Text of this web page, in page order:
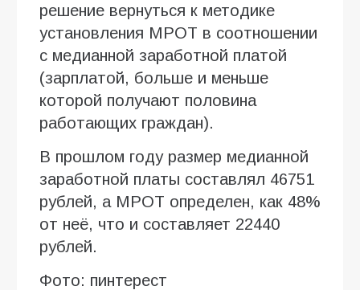
решение вернуться к методике
установления МРОТ в соотношении
с медианной заработной платой
(зарплатой, больше и меньше
которой получают половина
работающих граждан).
В прошлом году размер медианной
заработной платы составлял 46751
рублей, а МРОТ определен, как 48%
от неё, что и составляет 22440
рублей.
Фото: пинтерест